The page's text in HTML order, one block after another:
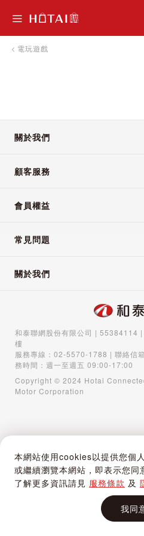
本網站使用cookies以提供您個
或繼續瀏覽本網站，即表示您
了解更多資訊請見 服務條款 及
我同
購物車
電玩遊戲
關於我們
顧客服務
會員權益
常見問題
關於我們
和泰聯網股份有限公司 | 55384114
樓
服務專線： 02-5570-1788 | 聯絡信
務時間：週一至週五 09:00-17:00
Copyright © 2024 Hotai
Motor Corporation